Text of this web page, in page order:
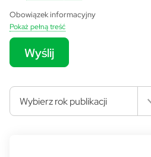
Obowiązek informacyjny
Pokaż pełną treść
Wyślij
Wybierz rok publikacji